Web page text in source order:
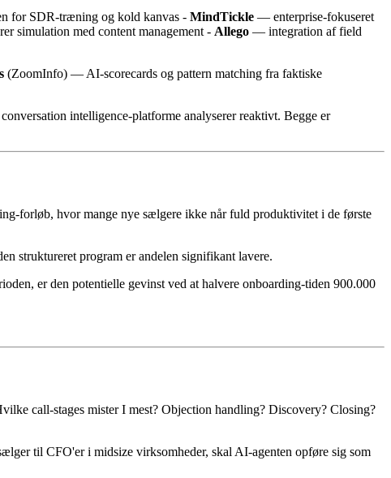
for SDR-træning og kold kanvas - MindTickle — enterprise-fokuseret
simulation med content management - Allego — integration af field
(ZoomInfo) — AI-scorecards og pattern matching fra faktiske
intelligence-platforme analyserer reaktivt. Begge er
forløb, hvor mange nye sælgere ikke når fuld produktivitet i de første
struktureret program er andelen signifikant lavere.
er den potentielle gevinst ved at halvere onboarding-tiden 900.000
call-stages mister I mest? Objection handling? Discovery? Closing?
til CFO'er i midsize virksomheder, skal AI-agenten opføre sig som